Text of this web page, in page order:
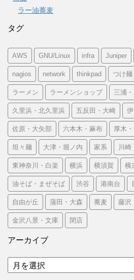
ラー油蕎麦
タグ
AWS GNU/Linux infra Juniper
nagios network thinkpad つけ麺
ラーメン ラーメンショップ 三浦
久里浜・北久里浜 五反田・大崎
佐原・大矢部 六本木・麻布 厚木
坦々麺 大津・堀ノ内 家系 川崎
東神奈川・白楽 横浜 横須賀 横
油そば・まぜそば 渋谷 港南台
自由が丘 蒲田・大森 蕎麦 藤沢
金沢八景・文庫 閉店
アーカイブ
ア
ー